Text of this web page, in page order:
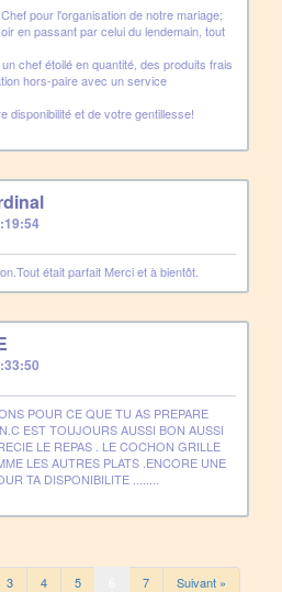
pour l'organisation de notre mariage;
en passant par celui du lendemain, tout
chef étoilé en quantité, des produits frais
hors-paire avec un service
disponibilité et de votre gentillesse!
était parfait Merci et à bientôt.
POUR CE QUE TU AS PREPARE
EST TOUJOURS AUSSI BON AUSSI
LE REPAS . LE COCHON GRILLE
LES AUTRES PLATS .ENCORE UNE
TA DISPONIBILITE ........
3 4 5 7 Suivant »